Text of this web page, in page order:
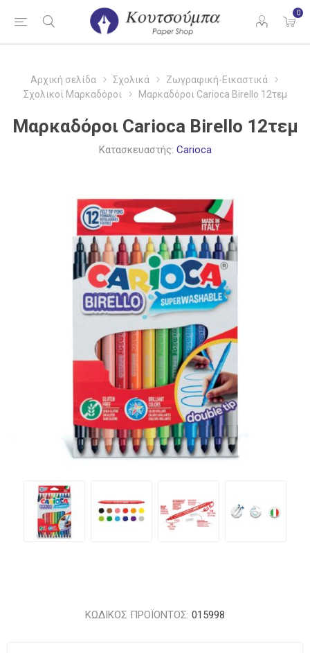
0
Αρχική σελίδα Σχολικά
Ζωγραφική-Εικαστικά
Σχολικοί Μαρκαδόροι
Μαρκαδόροι Carioca Birello 12τεμ
Μαρκαδόροι Carioca Birello 12τεμ
Κατασκευαστής: Carioca
ΚΩΔΙΚΟΣ ΠΡΟΪΟΝΤΟΣ: 015998